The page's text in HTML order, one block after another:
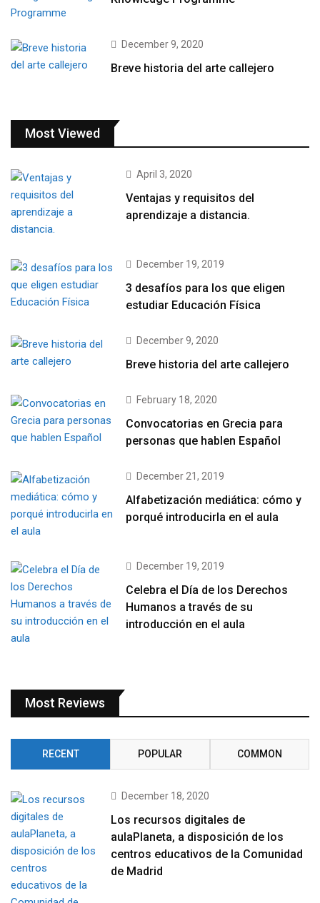
December 9, 2020
Breve historia del arte callejero
Most Viewed
April 3, 2020
Ventajas y requisitos del
aprendizaje a distancia.
December 19, 2019
3 desafíos para los que eligen
estudiar Educación Física
December 9, 2020
Breve historia del arte callejero
February 18, 2020
Convocatorias en Grecia para
personas que hablen Español
December 21, 2019
Alfabetización mediática: cómo y
porqué introducirla en el aula
December 19, 2019
Celebra el Día de los Derechos
Humanos a través de su
introducción en el aula
Most Reviews
RECENT POPULAR COMMON
December 18, 2020
Los recursos digitales de
aulaPlaneta, a disposición de los
centros educativos de la Comunidad
de Madrid